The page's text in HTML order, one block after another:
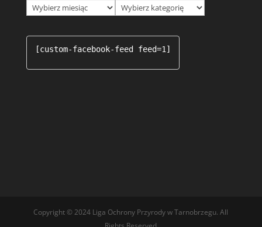
Archiwa Kategorie
[custom-facebook-feed feed=1]
Copyright © 2024 Liga Ochrony Przyrody w Tarnobrzegu. All